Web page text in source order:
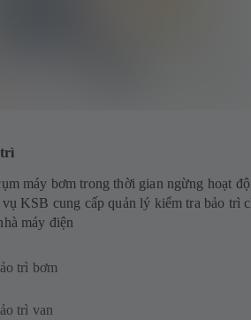
máy bơm trong thời gian ngừng hoạt
KSB cung cấp quản lý kiểm tra bảo trì
máy điện
trì bơm
trì van